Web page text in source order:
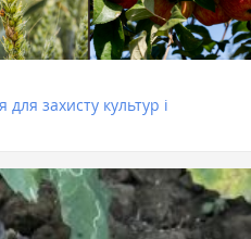
захисту культур і